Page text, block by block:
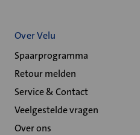
Over Velu
Spaarprogramma
Retour melden
Service & Contact
Veelgestelde vragen
Over ons